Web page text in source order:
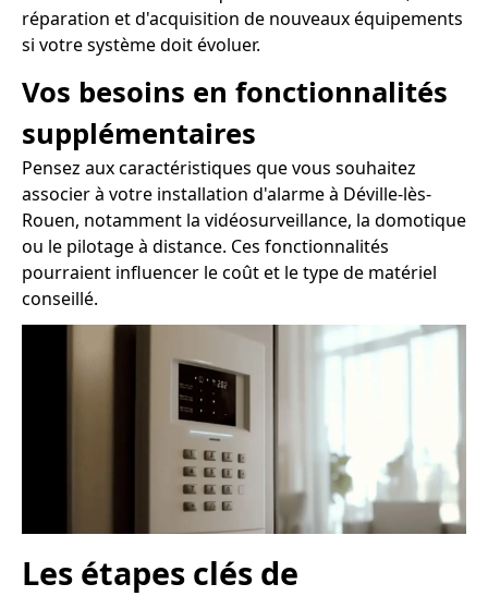
réparation et d'acquisition de nouveaux équipements
si votre système doit évoluer.
Vos besoins en fonctionnalités
supplémentaires
Pensez aux caractéristiques que vous souhaitez
associer à votre installation d'alarme à Déville-lès-
Rouen, notamment la vidéosurveillance, la domotique
ou le pilotage à distance. Ces fonctionnalités
pourraient influencer le coût et le type de matériel
conseillé.
Les étapes clés de